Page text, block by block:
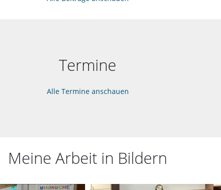
Termine
Alle Termine anschauen
Meine Arbeit in Bildern